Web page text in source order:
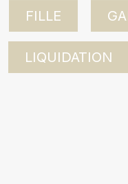
FILLE
LIQUIDATION